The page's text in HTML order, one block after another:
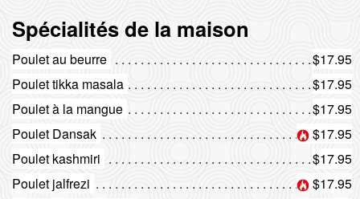
Spécialités de la maison
Poulet au beurre
$17.95
Poulet tikka masala
$17.95
Poulet à la mangue
$17.95
Poulet Dansak
$17.95
Poulet kashmiri
$17.95
Poulet jalfrezi
$17.95